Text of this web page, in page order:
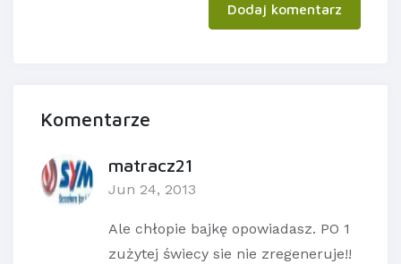
Dodaj komentarz
Komentarze
matracz21
Jun 24, 2013
Ale chłopie bajkę opowiadasz. PO 1
zużytej świecy sie nie zregeneruje!!